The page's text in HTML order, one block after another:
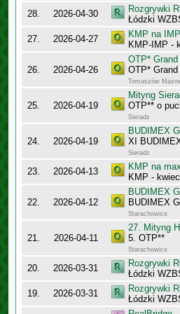
28. 2026-04-30
Rozgrywki
Łódzki
27.
2026-04-27
KMP na
KMP-IMP -
26. 2026-04-26
OTP*
OTP*
Tomaszów
25. 2026-04-19
Mityng
OTP** o
Sieradz
24. 2026-04-19
BUDIMEX
XI
Sieradz
23. 2026-04-13
KMP na
KMP -
22. 2026-04-12
BUDIMEX
BUDIMEX
Starachowice
21. 2026-04-11
27. Mityng
5. OTP**
Starachowice
20. 2026-03-31
Rozgrywki
Łódzki
19.
2026-03-31
Rozgrywki
Łódzki